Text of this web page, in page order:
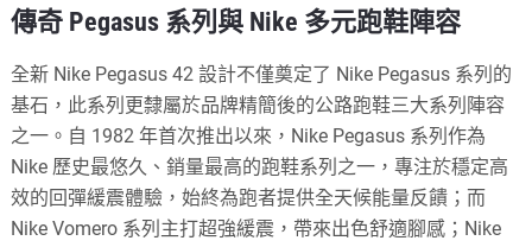
傳奇 Pegasus 系列與 Nike 多元跑鞋陣容
全新 Nike Pegasus 42 設計不僅奠定了 Nike Pegasus 系列的
基石，此系列更隸屬於品牌精簡後的公路跑鞋三大系列陣容
之一。自 1982 年首次推出以來，Nike Pegasus 系列作為
Nike 歷史最悠久、銷量最高的跑鞋系列之一，專注於穩定高
效的回彈緩震體驗，始終為跑者提供全天候能量反饋；而
Nike Vomero 系列主打超強緩震，帶來出色舒適腳感；Nike